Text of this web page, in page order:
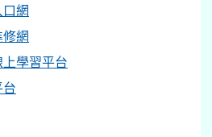
網
網
學習平台